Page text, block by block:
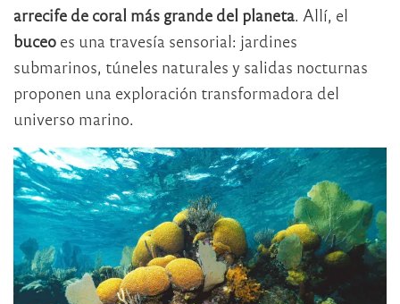
arrecife de coral más grande del planeta. Allí, el
buceo es una travesía sensorial: jardines
submarinos, túneles naturales y salidas nocturnas
proponen una exploración transformadora del
universo marino.